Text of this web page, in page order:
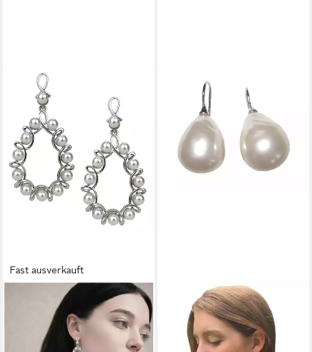
Fast ausverkauft
ELLA JONTE
Perlenohrringe, Statement mit
off-weißen Perlen im
modernen Design
MUGELLO
Perlenohrringe Barocco groß
weiß Sterlingsilber Basic-
Ohrringe, made in Italy,